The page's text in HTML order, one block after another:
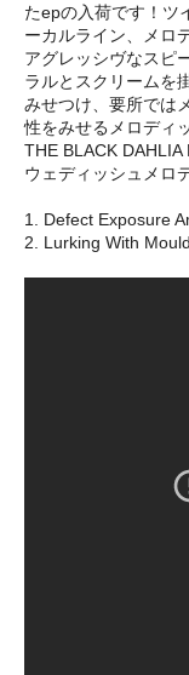
たepの入荷です！ツ
ーカルライン、メロ
アグレッシヴなスピ
ラルとスクリームを
みせつけ、要所では
性をみせるメロディ
THE BLACK
ウェディッシュメロ
1. Defect Exposure
2. Lurking With